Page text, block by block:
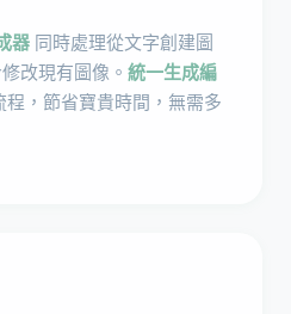
器 同時處理從文字創建圖
改現有圖像。 統一生成編
程，節省寶貴時間，無需多